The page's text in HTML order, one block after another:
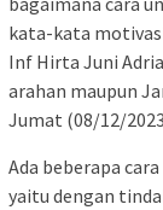
kata-kata
Inf Hirta Juni
arahan maupun
Jumat (08/12/
Ada beberapa
yaitu dengan